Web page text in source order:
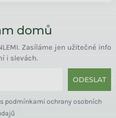
domů
Zasíláme jen užitečné info
i slevách.
ODESLAT
podmínkami ochrany osobních